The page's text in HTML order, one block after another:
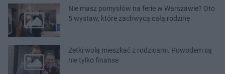
Nie masz pomysłów na ferie w Warszawie? Oto
5 wystaw, które zachwycą całą rodzinę
Zetki wolą mieszkać z rodzicami. Powodem są
nie tylko finanse